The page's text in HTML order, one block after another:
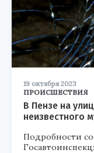
19 октября 2023
ПРОИСШЕСТВИЯ
В Пензе на
неизвестного
Подробности